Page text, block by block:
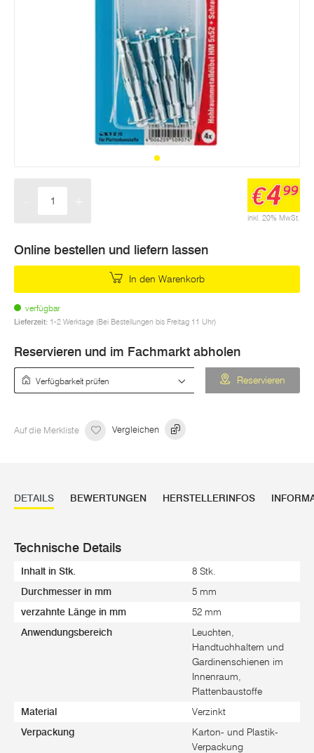
inkl. 20% MwSt.
€499
Online bestellen und liefern lassen
In den Warenkorb
verfügbar
Lieferzeit: 1-2 Werktage (Bei Bestellungen bis Freitag 11 Uhr)
Reservieren und im Fachmarkt abholen
Reservieren
Auf die Merkliste Vergleichen
DETAILS BEWERTUNGEN HERSTELLERINFOS
Technische Details
Inhalt in Stk. 8 Stk.
Durchmesser in mm 5 mm
verzahnte Länge in mm 52 mm
Anwendungsbereich
Leuchten,
Handtuchhaltern und
Gardinenschienen im
Innenraum,
Plattenbaustoffe
Material Verzinkt
Verpackung
Karton- und Plastik-
Verpackung